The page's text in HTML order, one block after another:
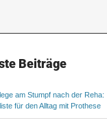
Beiträge
am Stumpf nach der Reha:
für den Alltag mit Prothese